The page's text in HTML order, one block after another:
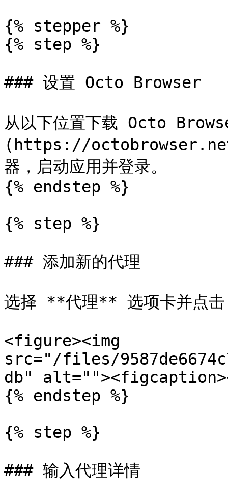
{% stepper %}
{% step %}
### 设置 Octo Browser
从以下位置下载 Octo
(https://
器，启动应用并登录。
{% endstep %}
{% step %}
### 添加新的代理
选择 **代理** 选项卡并点
<figure><img
src="/files/
db"
{% endstep %}
{% step %}
### 输入代理详情